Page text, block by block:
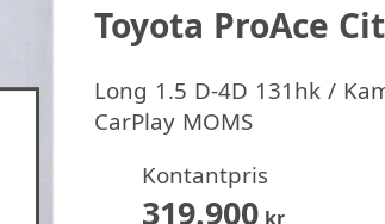
Toyota ProAce
Long 1.5 D-4D 131hk /
CarPlay MOMS
Kontantpris
319.900kr